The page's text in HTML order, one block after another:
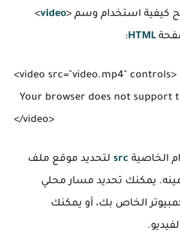
كيفية استخدام وسم <video
>
HTML
:
<video src="video.mp4" controls>
Your browser does not support
الخاصية src لتحديد موقع ملف
يمكنك تحديد مسار محلي
الخاص بك، أو يمكنك